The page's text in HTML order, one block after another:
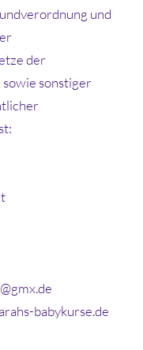
und
der
sonstiger
babykurse.de